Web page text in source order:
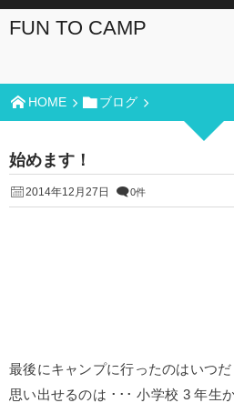
FUN TO CAMP
HOME ブログ
始めます！
2014年12月27日 0件
最後にキャンプに行ったのはいつだ
思い出せるのは ･･･ 小学校 3 年生